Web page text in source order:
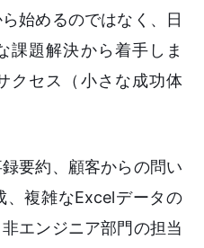
始めるのではなく、日
課題解決から着手しま
クセス（小さな成功体
要約、顧客からの問い
、複雑なExcelデータの
エンジニア部門の担当